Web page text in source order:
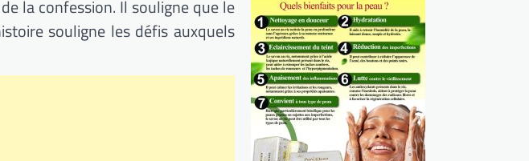
la confession. Il souligne que le
souligne les défis auxquels